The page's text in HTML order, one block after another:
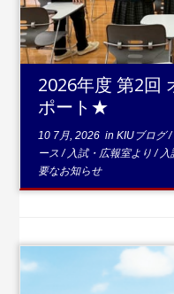
2026年度 第2回
ポート★
10 7月, 2026 inKIUブログ/
ース/ 入試・広報室より/
要なお知らせ